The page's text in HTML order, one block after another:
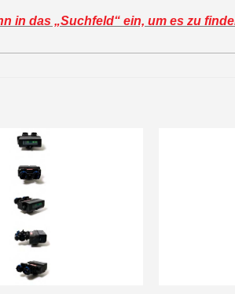
in das „Suchfeld“ ein, um es zu